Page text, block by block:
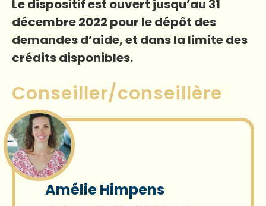
Le dispositif est ouvert jusqu’au 31
décembre 2022 pour le dépôt des
demandes d’aide, et dans la limite des
crédits disponibles.
Conseiller/conseillère
Amélie Himpens